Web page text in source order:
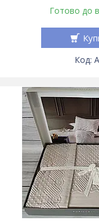
Готово до